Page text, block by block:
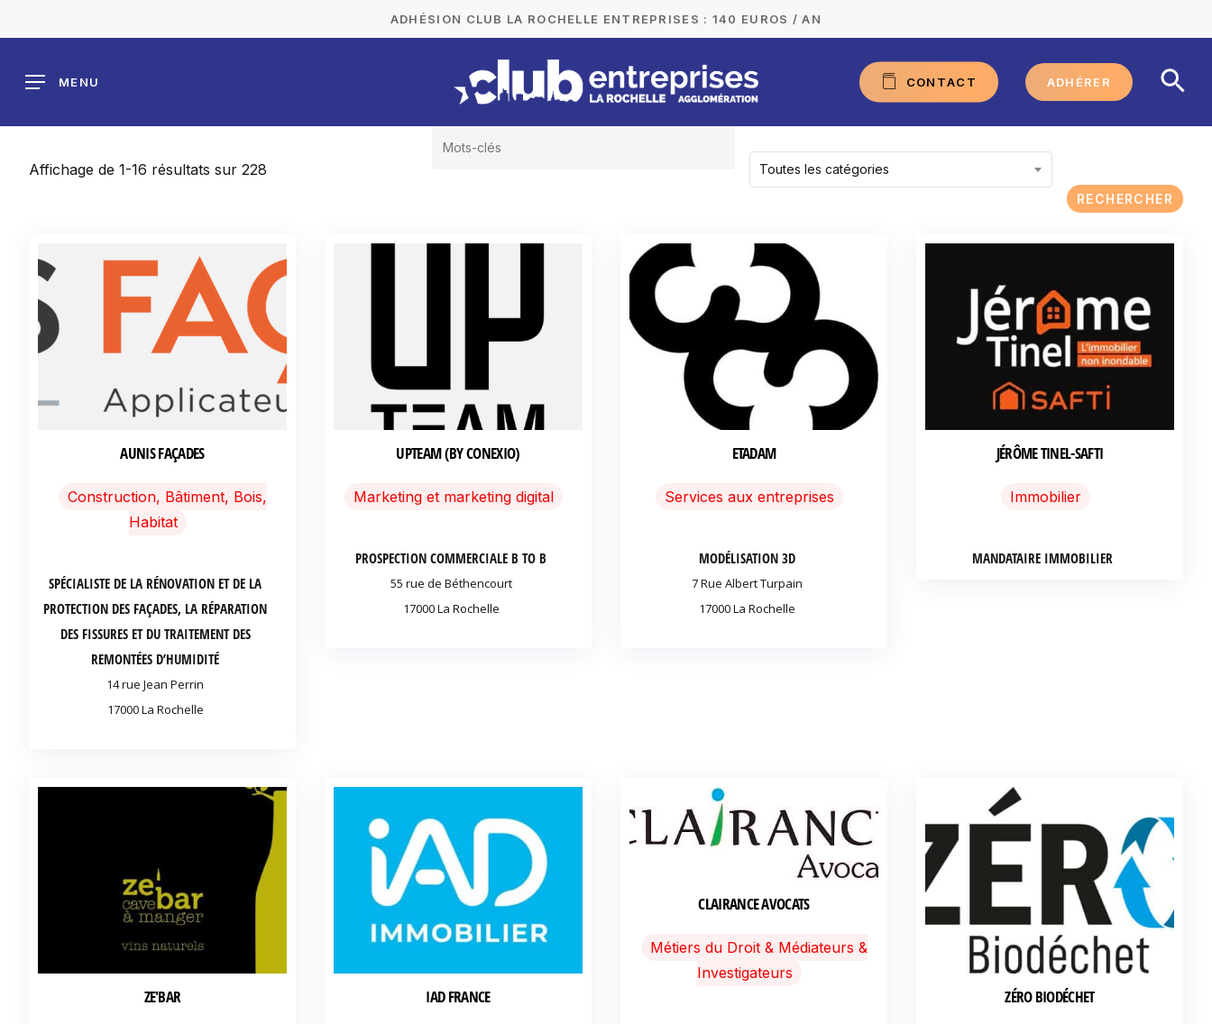
to
content
ADHÉSION CLUB LA ROCHELLE ENTREPRISES : 140 EUROS / AN
MENU CON TACT ADHÉRER
Affichage de 1-16 résultats sur 228
Toutes les catégories
RECHERCHER
AUNIS FAÇADES
Construction, Bâtiment, Bois,
Habitat
SPÉCIALISTE DE LA RÉNOVATION ET DE LA
PROTECTION DES FAÇADES, LA RÉPARATION
DES FISSURES ET DU TRAITEMENT DES
REMONTÉES D’HUMIDITÉ
14 rue Jean Perrin
17000 La Rochelle
UPTEAM (BY CONEXIO)
Marketing et marketing digital
PROSPECTION COMMERCIALE B TO B
55 rue de Béthencourt
17000 La Rochelle
ETADAM
Services aux entreprises
MODÉLISATION 3D
7 Rue Albert Turpain
17000 La Rochelle
JÉRÔME TINEL-SAFTI
Immobilier
MANDATAIRE IMMOBILIER
ZE'BAR IAD FRANCE
CLAIRANCE AVOCATS
Métiers du Droit & Médiateurs &
Investigateurs
ZÉRO BIODÉCHET